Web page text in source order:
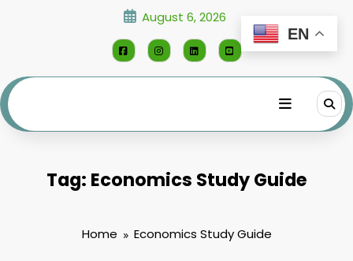
August 6, 2026
Tag: Economics Study Guide
Home Economics Study Guide
EN